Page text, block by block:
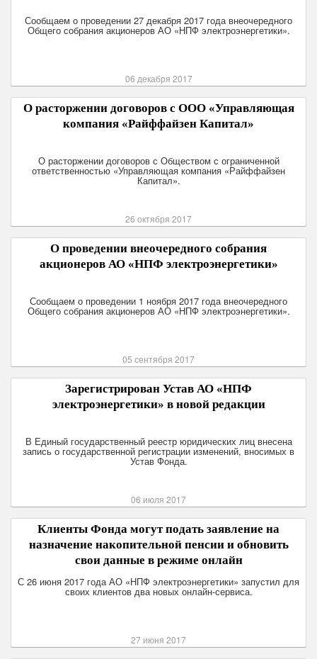
Сообщаем о проведении 27 декабря 2017 года внеочередного
Общего собрания акционеров АО «НПФ электроэнергетики».
06 декабря 2017
О расторжении договоров с ООО «Управляющая
компания «Райффайзен Капитал»
О расторжении договоров с Обществом с ограниченной
ответственностью «Управляющая компания «Райффайзен
Капитал».
26 октября 2017
О проведении внеочередного собрания
акционеров АО «НПФ электроэнергетики»
Сообщаем о проведении 1 ноября 2017 года внеочередного
Общего собрания акционеров АО «НПФ электроэнергетики».
05 сентября 2017
Зарегистрирован Устав АО «НПФ
электроэнергетики» в новой редакции
В Единый государственный реестр юридических лиц внесена
запись о государственной регистрации изменений, вносимых в
Устав Фонда.
06 июля 2017
Клиенты Фонда могут подать заявление на
назначение накопительной пенсии и обновить
свои данные в режиме онлайн
С 26 июня 2017 года АО «НПФ электроэнергетики» запустил для
своих клиентов два новых онлайн-сервиса.
27 июня 2017